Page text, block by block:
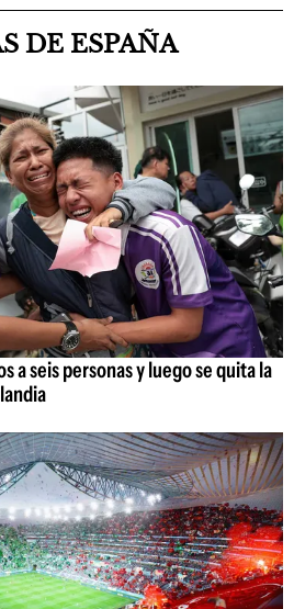
DE ESPAÑA
a seis personas y luego se quita la